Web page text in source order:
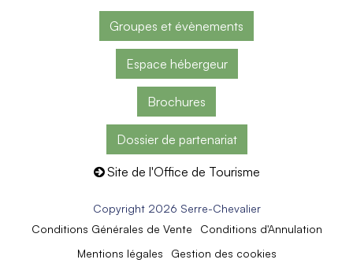
Groupes et évènements
Espace hébergeur
Brochures
Dossier de partenariat
Site de l'Office de Tourisme
Copyright 2026 Serre-Chevalier
Conditions Générales de Vente
Conditions d'Annulation
Mentions légales
Gestion des cookies